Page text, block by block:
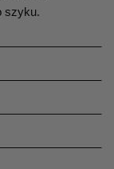
szyku.